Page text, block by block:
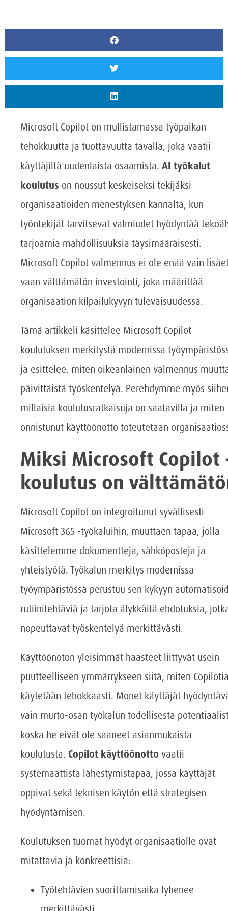
Microsoft Copilot on mullistamassa työpaikan
tehokkuutta ja tuottavuutta tavalla, joka vaatii
käyttäjiltä uudenlaista osaamista. AI työkalut
koulutus on noussut keskeiseksi tekijäksi
organisaatioiden menestyksen kannalta, kun
työntekijät tarvitsevat valmiudet hyödyntää
tarjoamia mahdollisuuksia täysimääräisesti.
Microsoft Copilot valmennus ei ole enää vain
vaan välttämätön investointi, joka määrittää
organisaation kilpailukyvyn tulevaisuudessa.
Tämä artikkeli käsittelee Microsoft Copilot
koulutuksen merkitystä modernissa
ja esittelee, miten oikeanlainen valmennus
päivittäistä työskentelyä. Perehdymme myös
millaisia koulutusratkaisuja on saatavilla ja miten
onnistunut käyttöönotto toteutetaan
Miksi Microsoft Copilot
koulutus on
Microsoft Copilot on integroitunut syvällisesti
Microsoft 365 -työkaluihin, muuttaen tapaa, jolla
käsittelemme dokumentteja, sähköposteja ja
yhteistyötä. Työkalun merkitys modernissa
työympäristössä perustuu sen kykyyn
rutiinitehtäviä ja tarjota älykkäitä ehdotuksia,
nopeuttavat työskentelyä merkittävästi.
Käyttöönoton yleisimmät haasteet liittyvät usein
puutteelliseen ymmärrykseen siitä, miten
käytetään tehokkaasti. Monet käyttäjät
vain murto-osan työkalun todellisesta
koska he eivät ole saaneet asianmukaista
koulutusta. Copilot käyttöönotto vaatii
systemaattista lähestymistapaa, jossa käyttäjät
oppivat sekä teknisen käytön että strategisen
hyödyntämisen.
Koulutuksen tuomat hyödyt organisaatiolle ovat
mitattavia ja konkreettisia:
Työtehtävien suorittamisaika lyhenee